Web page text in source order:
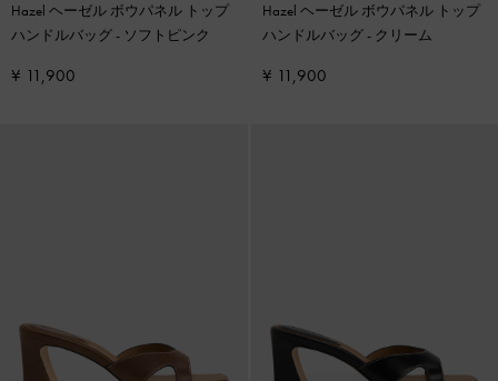
Hazel ヘーゼル ボウパネル トップ
ハンドルバッグ- ソフトピンク
¥ 11,900
Hazel ヘーゼル ボウパネル トップ
ハンドルバッグ- クリーム
¥ 11,900